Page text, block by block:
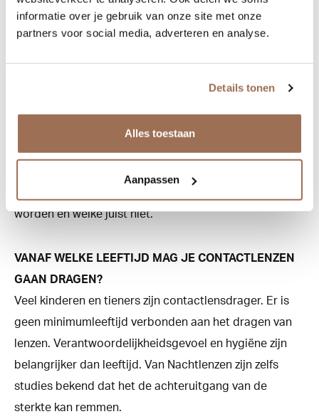
informatie over je gebruik van onze site met onze
partners voor social media, adverteren en analyse.
Details tonen
Alles toestaan
Aanpassen
kwaliteit van je lenzen. We kunnen dan zien of je huidige
lenzen nog steeds geschikt zijn.
MOET IK SPECIALE VLOEISTOF BIJ MIJN LENZEN
Het is belangrijk om het advies van je
contactlensspecialist op te volgen wat betref
worden en welke juist niet.
VANAF WELKE LEEFTIJD MAG JE CONTACTLENZEN
GAAN DRAGEN?
Veel kinderen en tieners zijn contactlensdrager. Er is
geen minimumleeftijd verbonden aan het dragen van
lenzen. Verantwoordelijkheidsgevoel en hygiëne zijn
belangrijker dan leeftijd. Van Nachtlenzen zijn zelfs
studies bekend dat het de achteruitgang van de
sterkte kan remmen.